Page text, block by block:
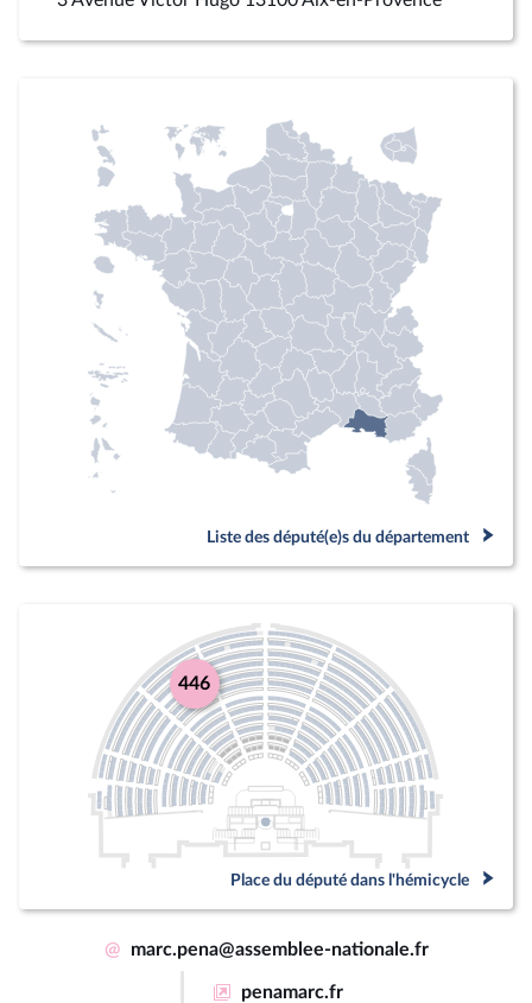
Liste des député(e)s du département
446
Place du député dans l'hémicycle
@ marc.pena@assemblee-nationale.fr
penamarc.fr